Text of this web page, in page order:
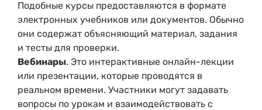
Подобные курсы предоставляются в формате
электронных учебников или документов. Обычно
они содержат объясняющий материал, задания
и тесты для проверки.
Вебинары. Это интерактивные онлайн-лекции
или презентации, которые проводятся в
реальном времени. Участники могут задавать
вопросы по урокам и взаимодействовать с